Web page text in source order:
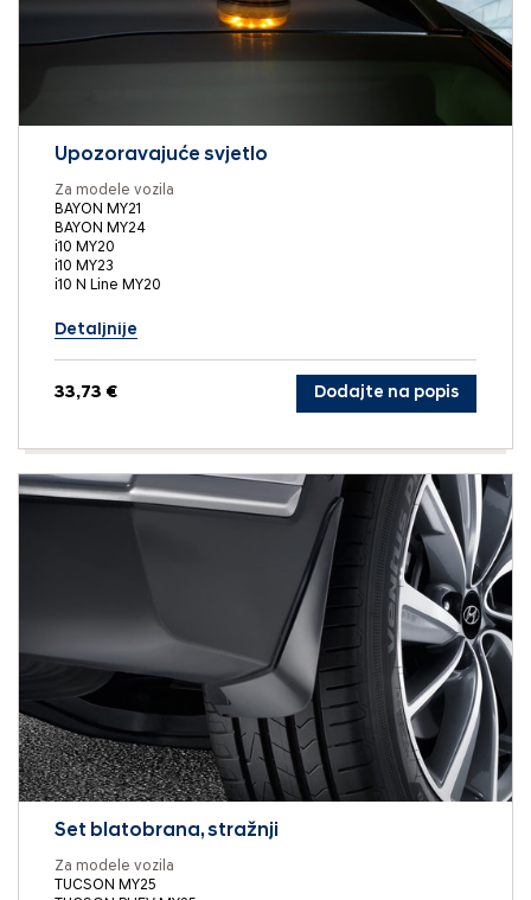
Upozoravajuće svjetlo
Za modele vozila
BAYON MY21
BAYON MY24
i10 MY20
i10 MY23
i10 N Line MY20
Detaljnije
33,73 € Dodajte na popis
Set blatobrana, stražnji
Za modele vozila
TUCSON MY25